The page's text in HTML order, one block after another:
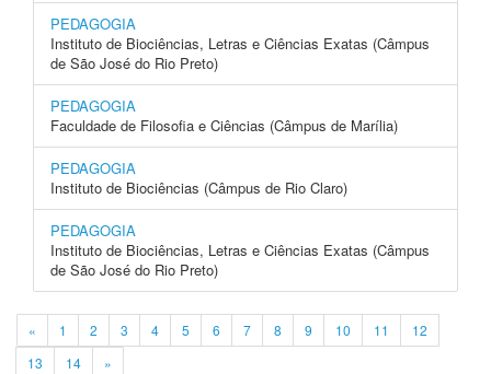
PEDAGOGIA
Instituto de Biociências, Letras e Ciências Exatas (Câmpus
de São José do Rio Preto)
PEDAGOGIA
Faculdade de Filosofia e Ciências (Câmpus de Marília)
PEDAGOGIA
Instituto de Biociências (Câmpus de Rio Claro)
PEDAGOGIA
Instituto de Biociências, Letras e Ciências Exatas (Câmpus
de São José do Rio Preto)
« 1 2 3 4 5 6 7 8 9 10 11
12
13
14 »